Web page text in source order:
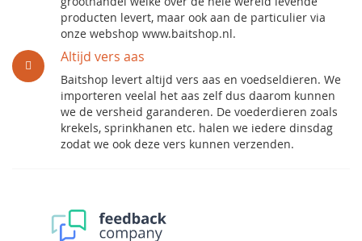
producten levert, maar ook aan de particulier via
onze webshop www.baitshop.nl.
Altijd vers aas
Baitshop levert altijd vers aas en voedseldieren. We
importeren veelal het aas zelf dus daarom kunnen
we de versheid garanderen. De voederdieren zoals
krekels, sprinkhanen etc. halen we iedere dinsdag
zodat we ook deze vers kunnen verzenden.